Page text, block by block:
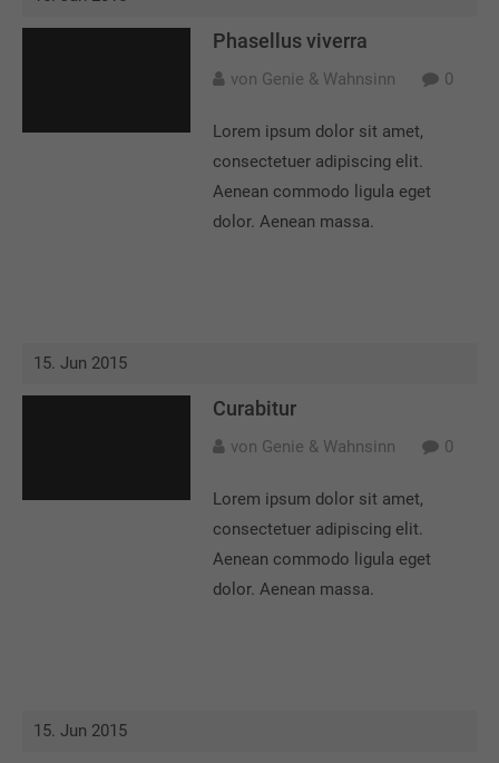
Phasellus viverra
von Genie & Wahnsinn 0
Lorem ipsum dolor sit amet,
consectetuer adipiscing elit.
Aenean commodo ligula eget
dolor. Aenean massa.
15. Jun 2015
Curabitur
von Genie & Wahnsinn 0
Lorem ipsum dolor sit amet,
consectetuer adipiscing elit.
Aenean commodo ligula eget
dolor. Aenean massa.
15. Jun 2015